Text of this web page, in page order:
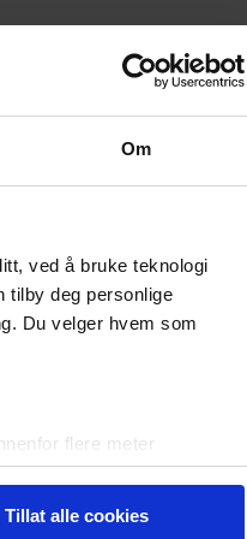
Om
ved å bruke teknologi
tilby deg personlige
Du velger hvem som
flere meter
hvordan de skal brukes.
Tillat alle cookies